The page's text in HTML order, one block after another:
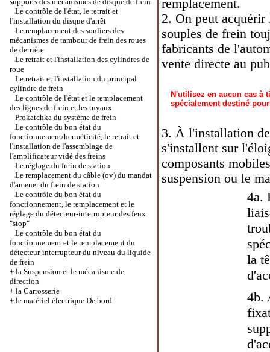
Le contrôle de l'état, le retrait et
l'installation du disque d'arrêt
Le remplacement des souliers des
mécanismes de tambour de frein des roues
de derrière
Le retrait et l'installation des cylindres de
roue
Le retrait et l'installation du principal
cylindre de frein
Le contrôle de l'état et le remplacement
des lignes de frein et les tuyaux
Prokatchka du système de frein
Le contrôle du bon état du
fonctionnement/herméticité, le retrait et
l'installation de l'assemblage de
l'amplificateur vidé des freins
Le réglage du frein de station
Le remplacement du câble (ov) du mandat
d'amener du frein de station
Le contrôle du bon état du
fonctionnement, le remplacement et le
réglage du détecteur-interrupteur des feux
"stop"
Le contrôle du bon état du
fonctionnement et le remplacement du
détecteur-interrupteur du niveau du liquide
de frein
+ la Suspension et le mécanisme de
direction
+ la Carrosserie
+ le matériel électrique De bord
remplacement.
2. On peut acquérir
souples de frein
fabricants de
vente directe au
N'utilisez en aucun cas à
spécialement destiné
3. À l'installation
s'installent sur
composants
suspension ou le
4a.
la
4b.